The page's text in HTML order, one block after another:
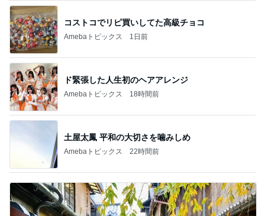
コストコでリピ買いしてた高級チョコ
Amebaトピックス 1日前
ド緊張した人生初のヘアアレンジ
Amebaトピックス 18時間前
土屋太鳳 平和の大切さを噛みしめ
Amebaトピックス 22時間前